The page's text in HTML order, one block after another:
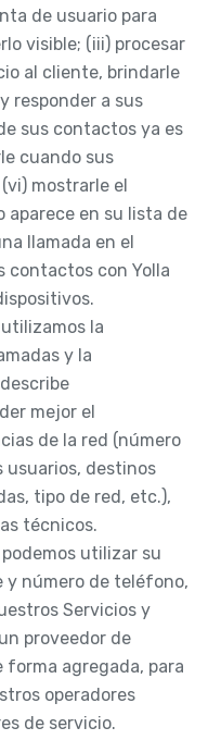
de usuario para
visible; (iii) procesar
al cliente, brindarle
responder a sus
sus contactos ya es
cuando sus
mostrarle el
aparece en su lista de
llamada en el
contactos con Yolla
la
y la
mejor el
de la red (número
usuarios, destinos
tipo de red, etc.),
técnicos.
utilizar su
y número de teléfono,
Servicios y
proveedor de
forma agregada, para
operadores
de servicio.